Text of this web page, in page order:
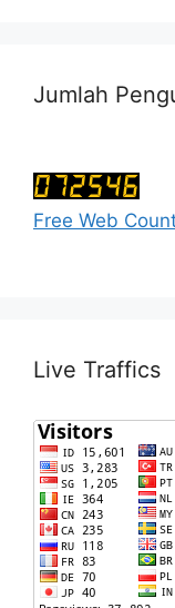
Jumlah
Free Web
Live Traffics